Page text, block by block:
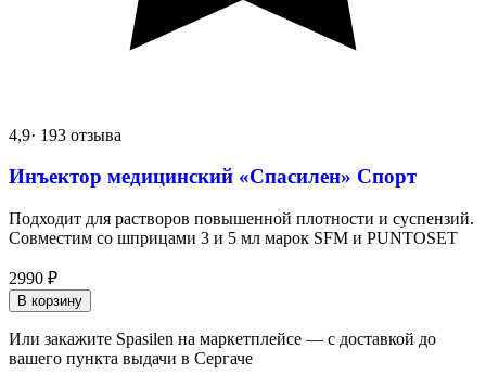
4,9· 193 отзыва
Инъектор медицинский «Спасилен» Спорт
Подходит для растворов повышенной плотности и суспензий.
Совместим со шприцами 3 и 5 мл марок SFM и PUNTOSET
2990 ₽
В корзину
Или закажите Spasilen на маркетплейсе — с доставкой до
вашего пункта выдачи в Сергаче